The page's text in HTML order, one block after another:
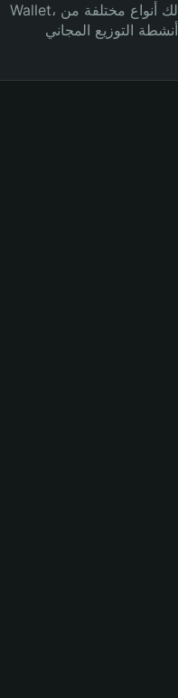
Wallet، وفرنا لك أنواع مختلفة من
أنشطة التوزيع المجاني